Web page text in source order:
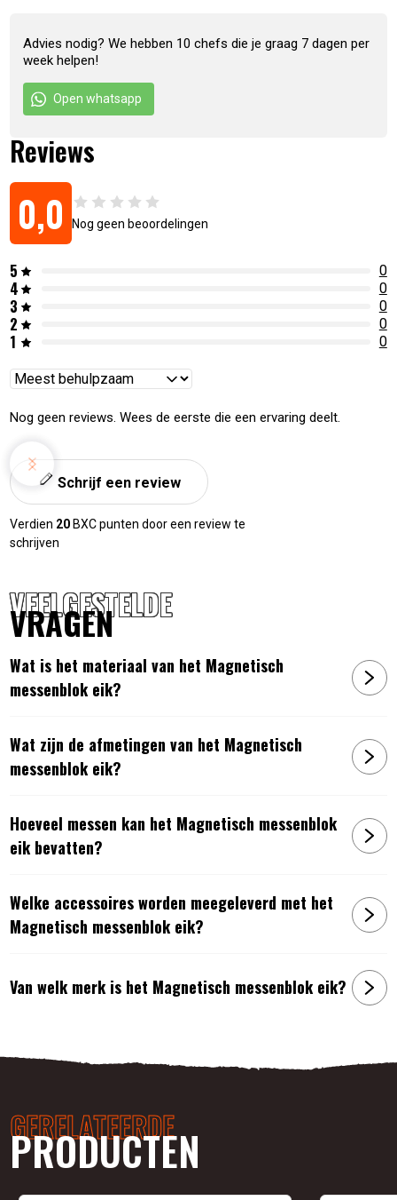
Advies nodig? We hebben 10 chefs die je graag 7 dagen per
week helpen!
Open whatsapp
Reviews
0,0 Nog geen beoordelingen
5 0
4 0
3 0
2 0
1 0
Reviews
Nog geen reviews. Wees de eerste die een ervaring deelt.
Schrijf een review
Verdien 20 BXC punten door een review te
schrijven
VEELGESTELDE
VRAGEN
Wat is het materiaal van het Magnetisch
messenblok eik?
Wat zijn de afmetingen van het Magnetisch
messenblok eik?
Hoeveel messen kan het Magnetisch messenblok
eik bevatten?
Welke accessoires worden meegeleverd met het
Magnetisch messenblok eik?
Van welk merk is het Magnetisch messenblok eik?
GERELATEERDE
PRODUCTEN